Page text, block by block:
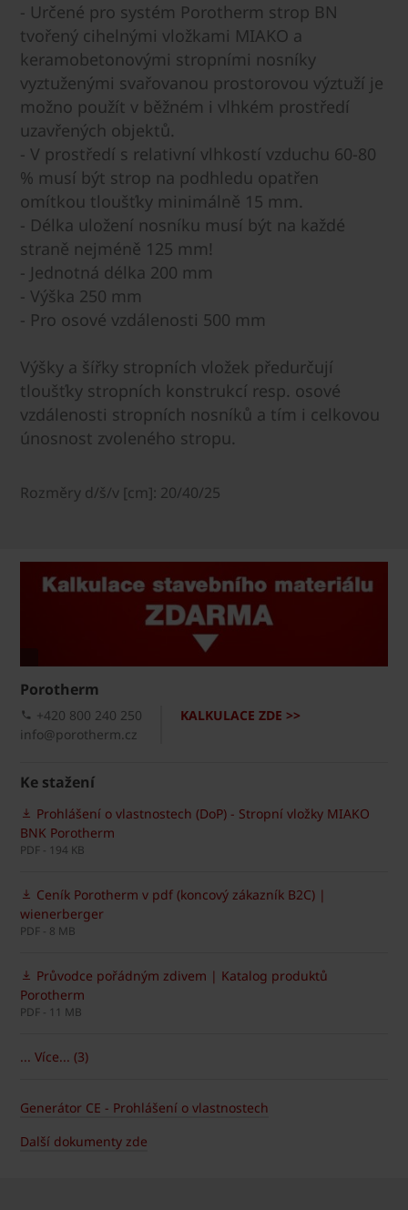
- Určené pro systém Porotherm strop BN
tvořený cihelnými vložkami MIAKO a
keramobetonovými stropními nosníky
vyztuženými svařovanou prostorovou výztuží je
možno použít v běžném i vlhkém prostředí
uzavřených objektů.
- V prostředí s relativní vlhkostí vzduchu 60-80
% musí být strop na podhledu opatřen
omítkou tloušťky minimálně 15 mm.
- Délka uložení nosníku musí být na každé
straně nejméně 125 mm!
- Jednotná délka 200 mm
- Výška 250 mm
- Pro osové vzdálenosti 500 mm
Výšky a šířky stropních vložek předurčují
tloušťky stropních konstrukcí resp. osové
vzdálenosti stropních nosníků a tím i celkovou
únosnost zvoleného stropu.
Rozměry d/š/v [cm]: 20/40/25
Porotherm
KALKULACE ZDE >>
+420 800 240 250
info@porotherm.cz
Ke stažení
Prohlášení o vlastnostech (DoP) - Stropní vložky MIAKO
BNK Porotherm
PDF - 194 KB
Ceník Porotherm v pdf (koncový zákazník B2C) |
wienerberger
PDF - 8 MB
Průvodce pořádným zdivem | Katalog produktů
Porotherm
PDF - 11 MB
... Více... (3)
Generátor CE - Prohlášení o vlastnostech
Další dokumenty zde